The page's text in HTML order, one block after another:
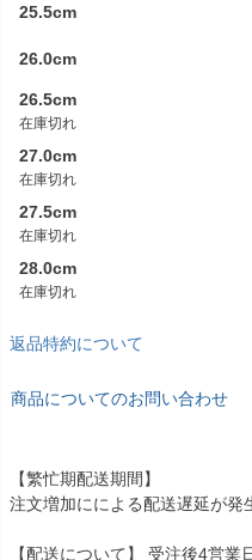
25.5cm
26.0cm
26.5cm
在庫切れ
27.0cm
在庫切れ
27.5cm
在庫切れ
28.0cm
在庫切れ
返品特約について
商品についてのお問い合わせ
【繁忙期配送期間】
注文増加にによる配送遅延が発
【配送について】 受注後4営業